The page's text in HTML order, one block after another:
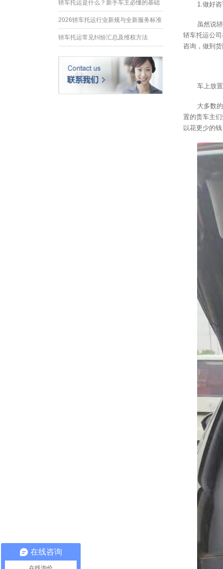
心运车
轿车托运是什么？新手车主必懂的基础
常识
2026轿车托运行业新规与全新服务标准
轿车托运常见纠纷汇总及维权方法
1.做好
虽然说
轿车托运公
咨询，做到
车上放
大多数
置的贵车主
以花更少的
在线咨询